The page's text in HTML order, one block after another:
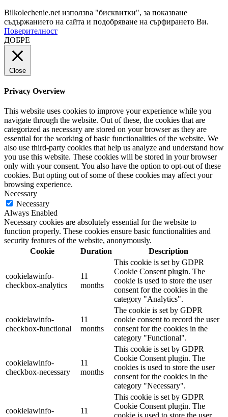
Bilkolechenie.net използва "бисквитки", за показване
съдържанието на сайта и подобряване на сърфирането Ви.
Поверителност
ДОБРЕ
Close
Privacy Overview
This website uses cookies to improve your experience while you
navigate through the website. Out of these, the cookies that are
categorized as necessary are stored on your browser as they are
essential for the working of basic functionalities of the website. We
also use third-party cookies that help us analyze and understand how
you use this website. These cookies will be stored in your browser
only with your consent. You also have the option to opt-out of these
cookies. But opting out of some of these cookies may affect your
browsing experience.
Necessary
Necessary
Always Enabled
Necessary cookies are absolutely essential for the website to
function properly. These cookies ensure basic functionalities and
security features of the website, anonymously.
Cookie
Duration Description
cookielawinfo-
checkbox-analytics
11
months
This cookie is set by GDPR
Cookie Consent plugin. The
cookie is used to store the user
consent for the cookies in the
category "Analytics".
cookielawinfo-
checkbox-functional
11
months
The cookie is set by GDPR
cookie consent to record the user
consent for the cookies in the
category "Functional".
cookielawinfo-
checkbox-necessary
11
months
This cookie is set by GDPR
Cookie Consent plugin. The
cookies is used to store the user
consent for the cookies in the
category "Necessary".
cookielawinfo-
11
This cookie is set by GDPR
Cookie Consent plugin. The